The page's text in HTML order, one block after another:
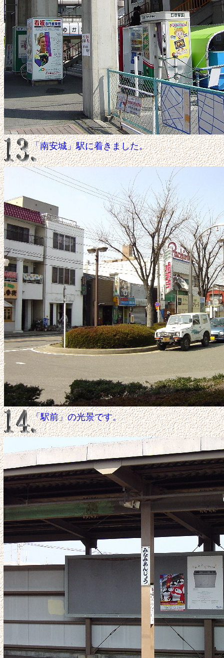
「南安城」駅に着きました。
「駅前」の光景です。